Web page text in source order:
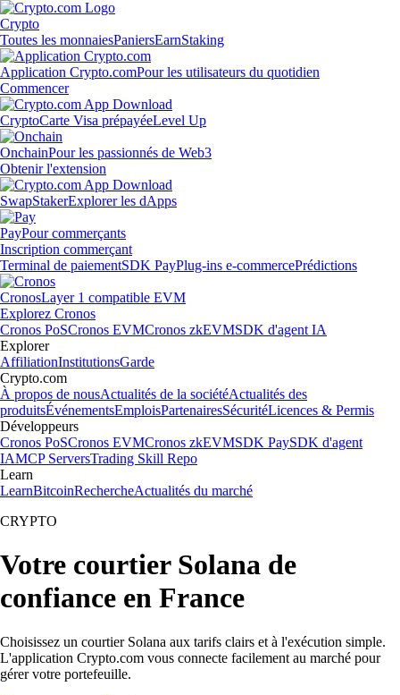
Crypto
Toutes les monnaiesPaniersEarnStaking
Application Crypto.comPour les utilisateurs du quotidien
Commencer
CryptoCarte Visa prépayéeLevel Up
OnchainPour les passionnés de Web3
Obtenir l'extension
SwapStakerExplorer les dApps
PayPour commerçants
Inscription commerçant
Terminal de paiementSDK PayPlug-ins e-commercePrédictions
CronosLayer 1 compatible EVM
Explorez Cronos
Cronos PoSCronos EVMCronos zkEVMSDK d'agent IA
Explorer
AffiliationInstitutionsGarde
Crypto.com
À propos de nousActualités de la sociétéActualités des
produitsÉvénementsEmploisPartenairesSécuritéLicences & Permis
Développeurs
Cronos PoSCronos EVMCronos zkEVMSDK PaySDK d'agent
IAMCP ServersTrading Skill Repo
Learn
LearnBitcoinRechercheActualités du marché
CRYPTO
Votre courtier Solana de
confiance en France
Choisissez un courtier Solana aux tarifs clairs et à l'exécution simple.
L'application Crypto.com vous connecte facilement au marché pour
gérer votre portefeuille.